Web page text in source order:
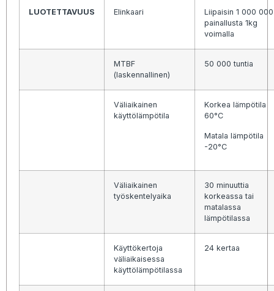
LUOTETTAVUUS Elinkaari
Liipaisin 1 000 000
painallusta 1kg
voimalla
MTBF
(laskennallinen)
50 000 tuntia
Väliaikainen
käyttölämpötila
Korkea lämpötila
60°C
Matala lämpötila
-20°C
Väliaikainen
työskentelyaika
30 minuuttia
korkeassa tai
matalassa
lämpötilassa
Käyttökertoja
väliaikaisessa
käyttölämpötilassa
24 kertaa